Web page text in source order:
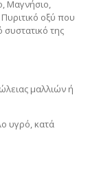
Μαγνήσιο,
οξύ που
συστατικό της
μαλλιών ή
υγρό, κατά